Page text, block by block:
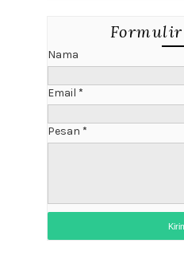
Nama
Email *
Pesan *